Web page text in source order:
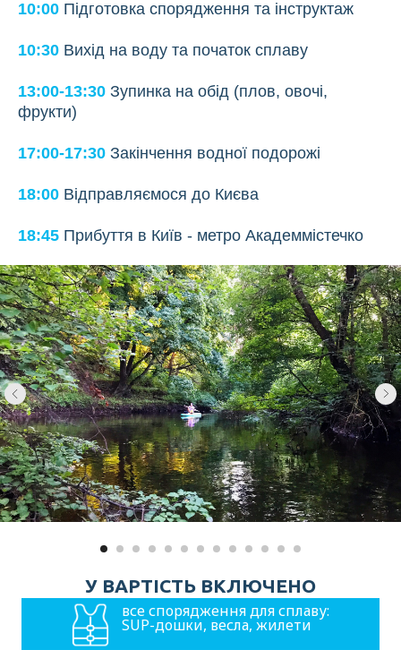
10:00 Підготовка спорядження та інструктаж
10:30 Вихід на воду та початок сплаву
13:00-13:30 Зупинка на обід (плов, овочі,
фрукти)
17:00-17:30 Закінчення водної подорожі
18:00 Відправляємося до Києва
18:45 Прибуття в Київ - метро Академмістечко
У ВАРТІСТЬ ВКЛЮЧЕНО
все спорядження для сплаву:
SUP-дошки, весла, жилети